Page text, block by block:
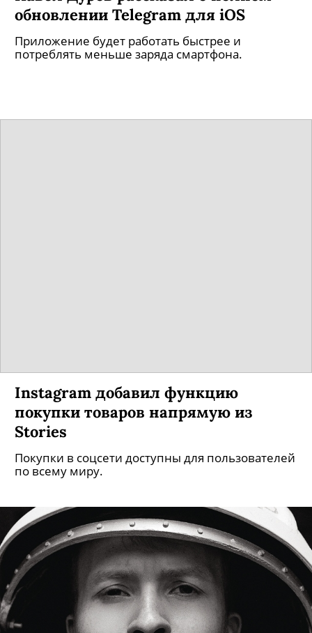
обновлении Telegram для iOS
Приложение будет работать быстрее и
потреблять меньше заряда смартфона.
Instagram добавил функцию
покупки товаров напрямую из
Stories
Покупки в соцсети доступны для пользователей
по всему миру.